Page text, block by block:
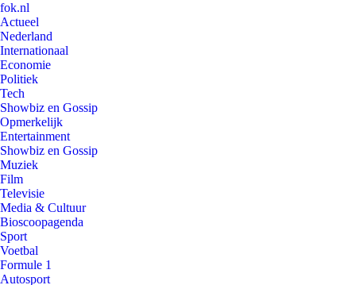
fok.nl
Actueel
Nederland
Internationaal
Economie
Politiek
Tech
Showbiz en Gossip
Opmerkelijk
Entertainment
Showbiz en Gossip
Muziek
Film
Televisie
Media & Cultuur
Bioscoopagenda
Sport
Voetbal
Formule 1
Autosport